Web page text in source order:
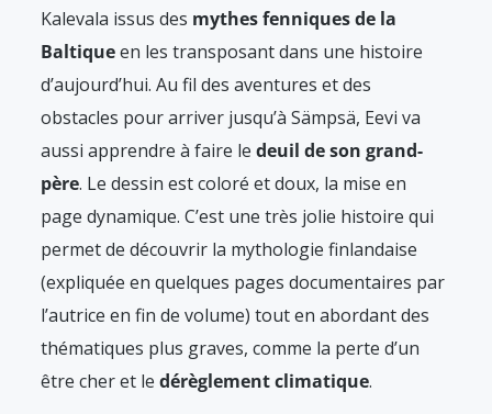
Kalevala issus des mythes fenniques de la
Baltiqueen les transposant dans une histoire
d’aujourd’hui. Au fil des aventures et des
obstacles pour arriver jusqu’à Sämpsä, Eevi va
aussi apprendre à faire le deuil de son grand-
père. Le dessin est coloré et doux, la mise en
page dynamique. C’est une très jolie histoire qui
permet de découvrir la mythologie finlandaise
(expliquée en quelques pages documentaires par
l’autrice en fin de volume) tout en abordant des
thématiques plus graves, comme la perte d’un
être cher et le dérèglement climatique.